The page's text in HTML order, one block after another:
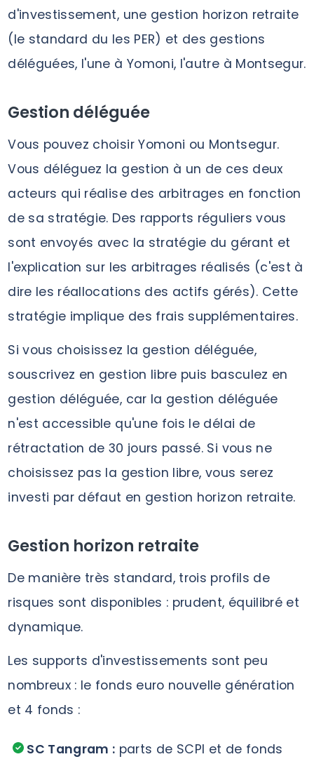
d'investissement, une gestion horizon retraite
(le standard du les PER) et des gestions
déléguées, l'une à Yomoni, l'autre à Montsegur.
Gestion déléguée
Vous pouvez choisir Yomoni ou Montsegur.
Vous déléguez la gestion à un de ces deux
acteurs qui réalise des arbitrages en fonction
de sa stratégie. Des rapports réguliers vous
sont envoyés avec la stratégie du gérant et
l'explication sur les arbitrages réalisés (c'est à
dire les réallocations des actifs gérés). Cette
stratégie implique des frais supplémentaires.
Si vous choisissez la gestion déléguée,
souscrivez en gestion libre puis basculez en
gestion déléguée, car la gestion déléguée
n'est accessible qu'une fois le délai de
rétractation de 30 jours passé. Si vous ne
choisissez pas la gestion libre, vous serez
investi par défaut en gestion horizon retraite.
Gestion horizon retraite
De manière très standard, trois profils de
risques sont disponibles : prudent, équilibré et
dynamique.
Les supports d'investissements sont peu
nombreux : le fonds euro nouvelle génération
et 4 fonds :
SC Tangram : parts de SCPI et de fonds